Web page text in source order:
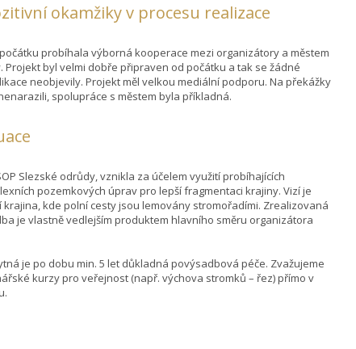
okamžiky v procesu realizace
počátku probíhala výborná kooperace mezi organizátory a městem
Projekt byl velmi dobře připraven od počátku a tak se žádné
neobjevily. Projekt měl velkou mediální podporu. Na překážky
spolupráce s městem byla příkladná.
Slezské odrůdy, vznikla za účelem využití probíhajících
pozemkových úprav pro lepší fragmentaci krajiny. Vizí je
krajina, kde polní cesty jsou lemovány stromořadími. Zrealizovaná
je vlastně vedlejším produktem hlavního směru organizátora
je po dobu min. 5 let důkladná povýsadbová péče. Zvažujeme
kurzy pro veřejnost (např. výchova stromků – řez) přímo v